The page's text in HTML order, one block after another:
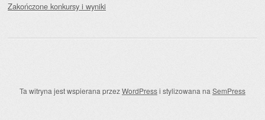
Zakończone konkursy i wyniki
Ta witryna jest wspierana przezWordPressi stylizowana na SemPress